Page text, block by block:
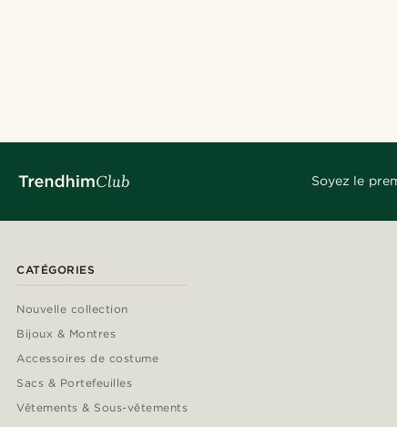
Soyez le
CATÉGORIES
Nouvelle collection
Bijoux & Montres
Accessoires de costume
Sacs & Portefeuilles
Vêtements & Sous-vêtements